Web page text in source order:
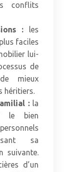
conflits
: les
faciles
lui-
de
mieux
héritiers.
: la
le bien
sa
suivante.
d’un